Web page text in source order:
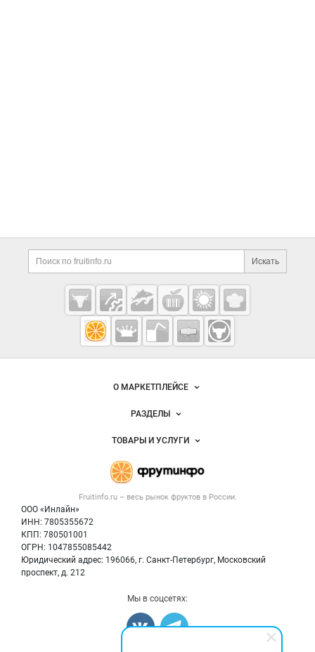
Искать
Fruitinfo.ru
— рынок
фруктов
Fruitinfo.ru – весь рынок фруктовв России.
ООО «Инлайн»
ИНН: 7805355672
КПП: 780501001
ОГРН: 1047855085442
Юридический адрес: 196066, г. Санкт-Петербург, Московский
проспект, д. 212
О МАРКЕТПЛЕЙСЕ
Новости Fruitinfo.ru
Размещение рекламы
Публичная оферта
Контактная информация
Политика обработки персональных данных
РАЗДЕЛЫ
Объявления
Новости рынка
ТОВАРЫ И УСЛУГИ
Готовая продукция
Овощи
Фрукты
Мы в соцсетях: